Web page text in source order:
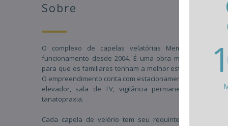
Sobre
O complexo de capelas velatórias Memorial São
funcionamento desde 2004. É uma obra moderna, com
para que os familiares tenham a melhor estrutura, aliada
O empreendimento conta com estacionamento coberto
elevador, sala de TV, vigilância permanente,
tanatopraxia.
Cada capela de velório tem seu requinte, as salas